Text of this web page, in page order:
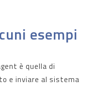
esempi
è quella di
e inviare al sistema